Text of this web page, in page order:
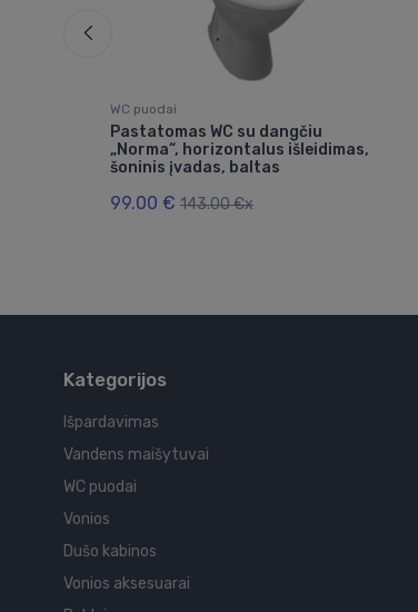
WC puodai
Pastatomas WC su dangčiu
„Norma“, horizontalus išleidimas,
šoninis įvadas, baltas
99.00 € 143.00 €x
Kategorijos
Išpardavimas
Vandens maišytuvai
WC puodai
Vonios
Dušo kabinos
Vonios aksesuarai